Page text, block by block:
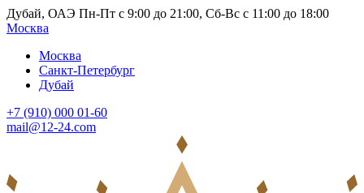
Дубай, ОАЭ Пн-Пт с 9:00 до 21:00, Сб-Вс с 11:00 до 18:00
Москва
Москва
Санкт-Петербург
Дубай
+7 (910) 000 01-60
mail@12-24.com